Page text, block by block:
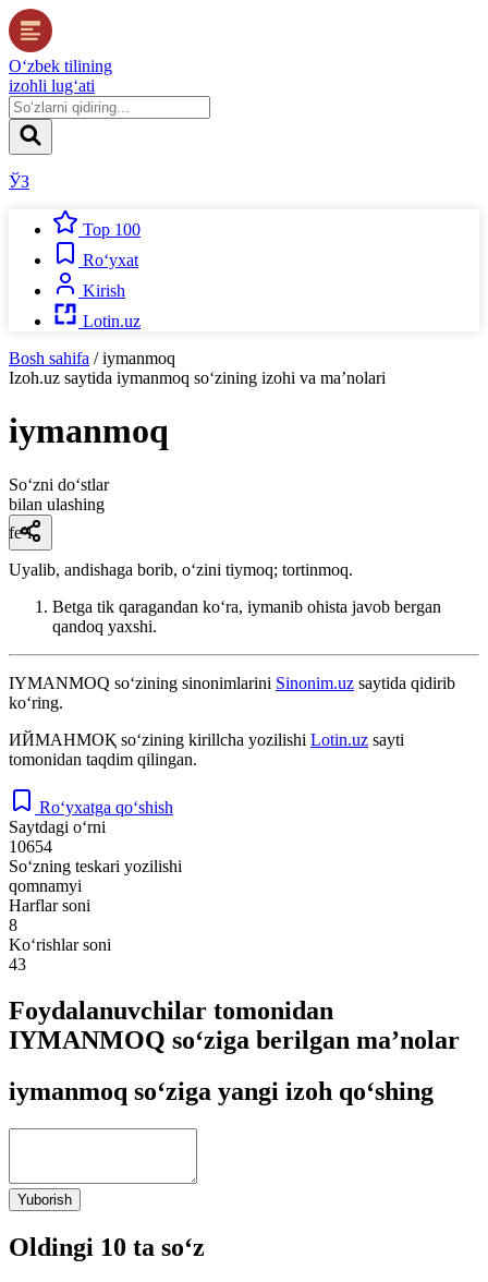
O‘zbek tilining
izohli lug‘ati
ЎЗ
Top 100
Ro‘yxat
Kirish
Lotin.uz
Bosh sahifa / iymanmoq
Izoh.uz saytida iymanmoq so‘zining izohi va ma’nolari
iymanmoq
So‘zni do‘stlar
bilan ulashing
fe’l
Uyalib, andishaga borib, o‘zini tiymoq; tortinmoq.
Betga tik qaragandan ko‘ra, iymanib ohista javob bergan
qandoq yaxshi.
IYMANMOQ so‘zining sinonimlarini Sinonim.uz saytida qidirib
ko‘ring.
ИЙМАНМОҚ so‘zining kirillcha yozilishi Lotin.uz sayti
tomonidan taqdim qilingan.
Ro‘yxatga qo‘shish
Saytdagi o‘rni
10654
So‘zning teskari yozilishi
qomnamyi
Harflar soni
8
Ko‘rishlar soni
43
Foydalanuvchilar tomonidan
IYMANMOQ so‘ziga berilgan ma’nolar
iymanmoq so‘ziga yangi izoh qo‘shing
Yuborish
Oldingi 10 ta so‘z